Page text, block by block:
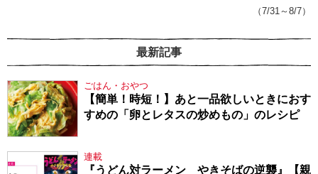
（7/31～8/7）
最新記事
ごはん・おやつ
【簡単！時短！】あと一品欲しいときにおす
すめの「卵とレタスの炒めもの」のレシピ
連載
『うどん対ラーメン やきそばの逆襲』【親